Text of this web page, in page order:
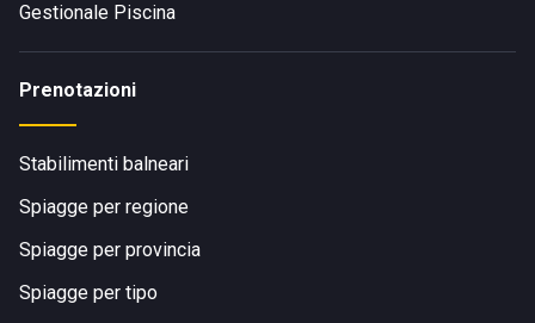
Gestionale Piscina
Prenotazioni
Stabilimenti balneari
Spiagge per regione
Spiagge per provincia
Spiagge per tipo